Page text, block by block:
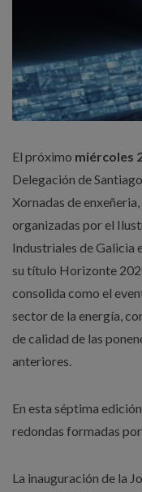
El próximo miércoles
Delegación de
Xornadas de
organizadas por el
Industriales de Galicia
su título Horizonte
consolida como el
sector de la energía,
de calidad de las
anteriores.
En esta séptima
redondas formadas
La inauguración de la